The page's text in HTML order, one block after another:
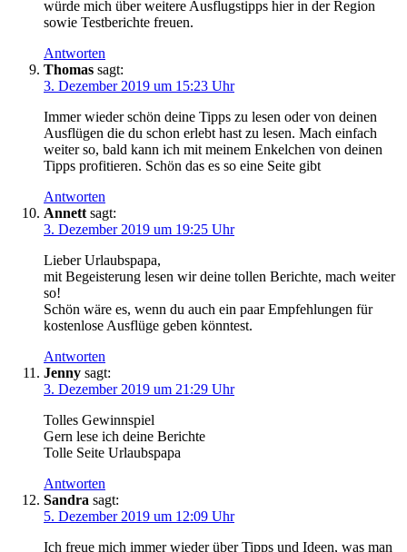
würde mich über weitere Ausflugstipps hier in der Region
sowie Testberichte freuen.
Antworten
Thomas sagt:
3. Dezember 2019 um 15:23 Uhr
Immer wieder schön deine Tipps zu lesen oder von deinen
Ausflügen die du schon erlebt hast zu lesen. Mach einfach
weiter so, bald kann ich mit meinem Enkelchen von deinen
Tipps profitieren. Schön das es so eine Seite gibt
Antworten
Annett sagt:
3. Dezember 2019 um 19:25 Uhr
Lieber Urlaubspapa,
mit Begeisterung lesen wir deine tollen Berichte, mach weiter
so!
Schön wäre es, wenn du auch ein paar Empfehlungen für
kostenlose Ausflüge geben könntest.
Antworten
Jenny sagt:
3. Dezember 2019 um 21:29 Uhr
Tolles Gewinnspiel
Gern lese ich deine Berichte
Tolle Seite Urlaubspapa
Antworten
Sandra sagt:
5. Dezember 2019 um 12:09 Uhr
Ich freue mich immer wieder über Tipps und Ideen, was man